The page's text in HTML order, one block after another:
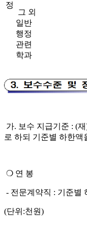
정
그 외
일반
행정
관련
학과
가. 보수 지급기준 : (재
로 하되 기준별 하한액
❍ 연 봉
- 전문계약직 : 기준별
(단위 :천원)